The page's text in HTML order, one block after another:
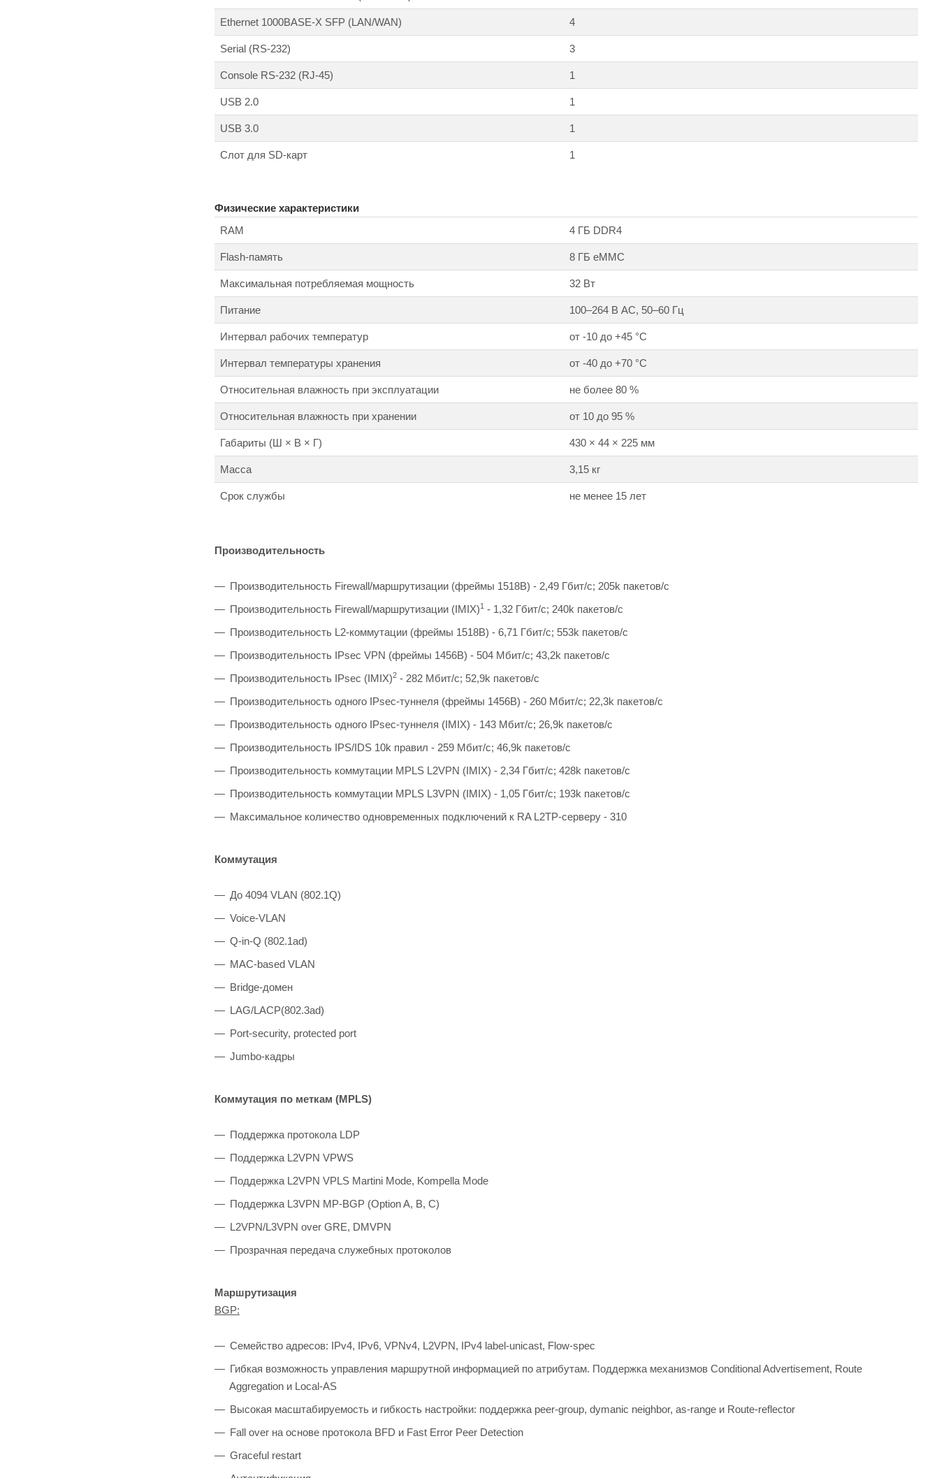
Ethernet 1000BASE-X SFP (LAN/WAN) 4
Serial (RS-232) 3
Console RS-232 (RJ-45) 1
USB 2.0 1
USB 3.0 1
Слот для SD-карт 1
Физические характеристики
RAM
4 ГБ DDR4
Flash-память 8 ГБ eMMC
Максимальная потребляемая мощность 32 Вт
Питание 100–264 В AC, 50–60 Гц
Интервал рабочих температур от -10 до +45 °С
Интервал температуры хранения от -40 до +70 °С
Относительная влажность при эксплуатации не более 80 %
Относительная влажность при хранении от 10 до 95 %
Габариты (Ш × В × Г) 430 × 44 × 225 мм
Масса 3,15 кг
Cрок службы не менее 15 лет
Производительность
Производительность Firewall/маршрутизации (фреймы 1518B) - 2,49 Гбит/c; 205k пакетов/c
Производительность Firewall/маршрутизации (IMIX)1 - 1,32 Гбит/c; 240k пакетов/c
Производительность L2-коммутации (фреймы 1518B) - 6,71 Гбит/c; 553k пакетов/c
Производительность IPsec VPN (фреймы 1456B) - 504 Мбит/с; 43,2k пакетов/c
Производительность IPsec (IMIX)2 - 282 Мбит/c; 52,9k пакетов/c
Производительность одного IPsec-туннеля (фреймы 1456В) - 260 Мбит/с; 22,3k пакетов/c
Производительность одного IPsec-туннеля (IMIX) - 143 Мбит/c; 26,9k пакетов/c
Производительность IPS/IDS 10k правил - 259 Мбит/c; 46,9k пакетов/с
Производительность коммутации MPLS L2VPN (IMIX) - 2,34 Гбит/c; 428k пакетов/c
Производительность коммутации MPLS L3VPN (IMIX) - 1,05 Гбит/c; 193k пакетов/c
Максимальное количество одновременных подключений к RA L2TP-серверу - 310
Коммутация
До 4094 VLAN (802.1Q)
Voice-VLAN
Q-in-Q (802.1ad)
MAC-based VLAN
Bridge-домен
LAG/LACP(802.3ad)
Port-security, protected port
Jumbo-кадры
Коммутация по меткам (MPLS)
Поддержка протокола LDP
Поддержка L2VPN VPWS
Поддержка L2VPN VPLS Martini Mode, Kompella Mode
Поддержка L3VPN MP-BGP (Option A, B, C)
L2VPN/L3VPN over GRE, DMVPN
Прозрачная передача служебных протоколов
Маршрутизация
BGP:
Семейство адресов: IPv4, IPv6, VPNv4, L2VPN, IPv4 label-unicast, Flow-spec
Гибкая возможность управления маршрутной информацией по атрибутам. Поддержка механизмов Сonditional Advertisement, Route
Aggregation и Local-AS
Высокая маcштабируемость и гибкость настройки: поддержка peer-group, dymanic neighbor, as-range и Route-reflector
Fall over на основе протокола BFD и Fast Error Peer Detection
Graceful restart